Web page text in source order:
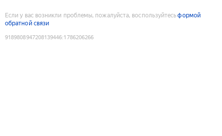
Если у вас возникли проблемы, пожалуйста, воспользуйтесьформой
обратной связи
9189808947208139446:1786206266